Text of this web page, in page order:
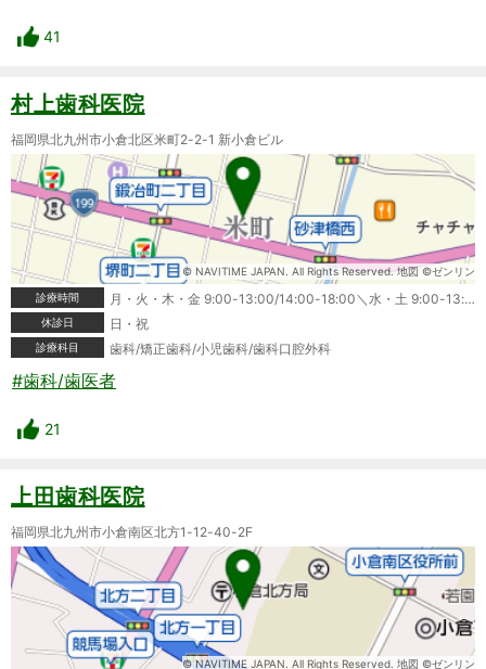
41
村上歯科医院
福岡県北九州市小倉北区米町2-2-1 新小倉ビル
© NAVITIME JAPAN. All Rights Reserved. 地図 ©ゼンリン
診療時間
月・火・木・金 9:00-13:00/14:00-18:00＼水・土 9:00-13:00
休診日 日・祝
診療科目 歯科/矯正歯科/小児歯科/歯科口腔外科
#歯科/歯医者
21
上田歯科医院
福岡県北九州市小倉南区北方1-12-40-2F
© NAVITIME JAPAN. All Rights Reserved. 地図 ©ゼンリン